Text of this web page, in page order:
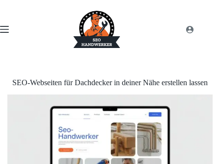
SEO-Webseiten für Dachdecker in deiner Nähe erstellen lassen